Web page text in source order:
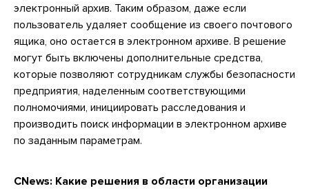
электронный архив. Таким образом, даже если
пользователь удаляет сообщение из своего почтового
ящика, оно остается в электронном архиве. В решение
могут быть включены дополнительные средства,
которые позволяют сотрудникам службы безопасности
предприятия, наделенным соответствующими
полномочиями, инициировать расследования и
производить поиск информации в электронном архиве
по заданным параметрам.
CNews: Какие решения в области организации